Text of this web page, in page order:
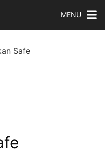
MENU
Safe